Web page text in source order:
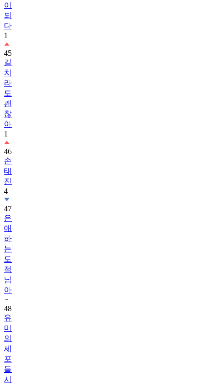
이
되
다
1
45
길
치
라
도
괜
찮
아
1
46
손
태
진
4
47
은
애
하
는
도
적
님
아
48
유
미
의
세
포
들
시